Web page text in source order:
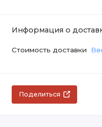
Информация о
Стоимость доставки
Поделиться